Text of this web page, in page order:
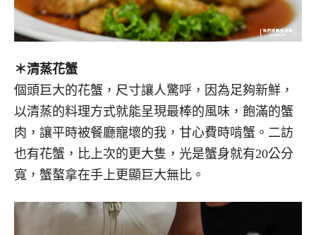
＊清蒸花蟹
個頭巨大的花蟹，尺寸讓人驚呼，因為足夠新鮮，
以清蒸的料理方式就能呈現最棒的風味，飽滿的蟹
肉，讓平時被餐廳寵壞的我，甘心費時啃蟹。二訪
也有花蟹，比上次的更大隻，光是蟹身就有20公分
寬，蟹螯拿在手上更顯巨大無比。